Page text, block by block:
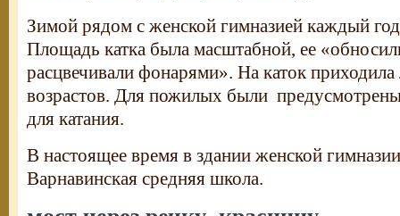
Зимой рядом с женской гимназией каждый год
Площадь катка была масштабной, ее
расцвечивали фонарями». На каток
возрастов. Для пожилых были
для катания.
В настоящее время в здании женской гимназии
Варнавинская средняя школа.